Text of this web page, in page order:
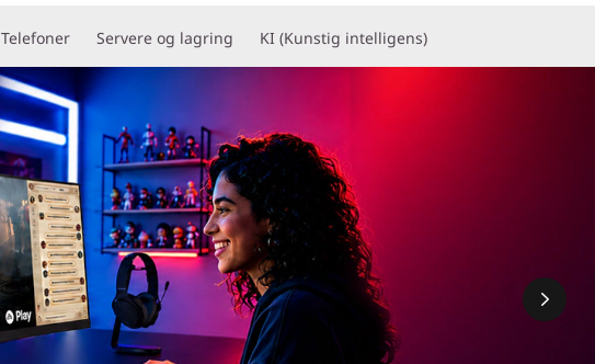
Telefoner Servere og lagring KI (Kunstig intelligens)